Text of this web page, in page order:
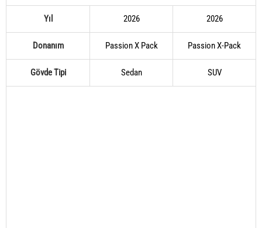
Yıl 2026 2026
Donanım Passion X Pack Passion X-Pack
Gövde Tipi Sedan SUV